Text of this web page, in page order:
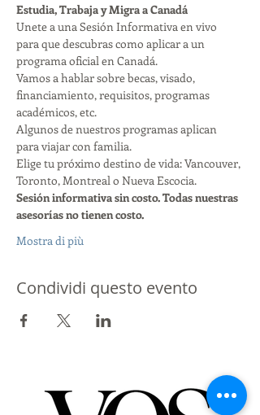
Estudia, Trabaja y Migra a Canadá
Unete a una Sesión Informativa en vivo
para que descubras como aplicar a un
programa oficial en Canadá.
Vamos a hablar sobre becas, visado,
financiamiento, requisitos, programas
académicos, etc.
Algunos de nuestros programas aplican
para viajar con familia.
Elige tu próximo destino de vida: Vancouver,
Toronto, Montreal o Nueva Escocia.
Sesión informativa sin costo. Todas nuestras
asesorías no tienen costo.
Mostra di più
Condividi questo evento